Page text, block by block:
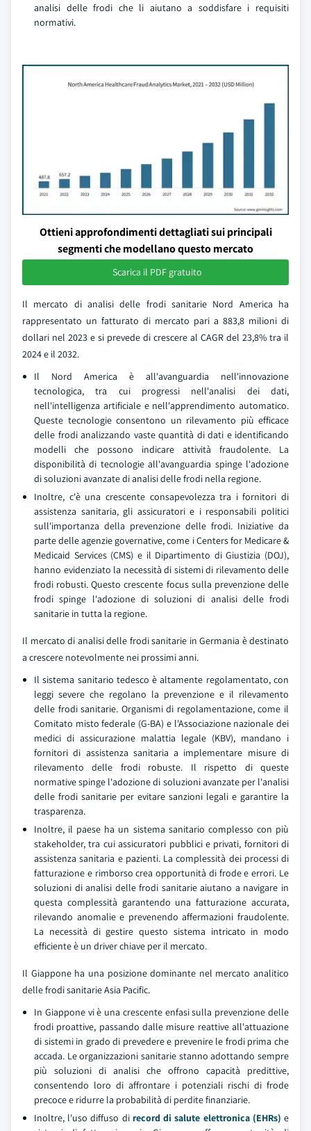
analisi delle frodi che li aiutano a soddisfare i requisiti
normativi.
Ottieni approfondimenti dettagliati sui principali
segmenti che modellano questo mercato
Scarica il PDF gratuito
Il mercato di analisi delle frodi sanitarie Nord America ha
rappresentato un fatturato di mercato pari a 883,8 milioni di
dollari nel 2023 e si prevede di crescere al CAGR del 23,8% tra il
2024 e il 2032.
Il Nord America è all'avanguardia nell'innovazione
tecnologica, tra cui progressi nell'analisi dei dati,
nell'intelligenza artificiale e nell'apprendimento automatico.
Queste tecnologie consentono un rilevamento più efficace
delle frodi analizzando vaste quantità di dati e identificando
modelli che possono indicare attività fraudolente. La
disponibilità di tecnologie all'avanguardia spinge l'adozione
di soluzioni avanzate di analisi delle frodi nella regione.
Inoltre, c'è una crescente consapevolezza tra i fornitori di
assistenza sanitaria, gli assicuratori e i responsabili politici
sull'importanza della prevenzione delle frodi. Iniziative da
parte delle agenzie governative, come i Centers for Medicare &
Medicaid Services (CMS) e il Dipartimento di Giustizia (DOJ),
hanno evidenziato la necessità di sistemi di rilevamento delle
frodi robusti. Questo crescente focus sulla prevenzione delle
frodi spinge l'adozione di soluzioni di analisi delle frodi
sanitarie in tutta la regione.
Il mercato di analisi delle frodi sanitarie in Germania è destinato
a crescere notevolmente nei prossimi anni.
Il sistema sanitario tedesco è altamente regolamentato, con
leggi severe che regolano la prevenzione e il rilevamento
delle frodi sanitarie. Organismi di regolamentazione, come il
Comitato misto federale (G-BA) e l'Associazione nazionale dei
medici di assicurazione malattia legale (KBV), mandano i
fornitori di assistenza sanitaria a implementare misure di
rilevamento delle frodi robuste. Il rispetto di queste
normative spinge l'adozione di soluzioni avanzate per l'analisi
delle frodi sanitarie per evitare sanzioni legali e garantire la
trasparenza.
Inoltre, il paese ha un sistema sanitario complesso con più
stakeholder, tra cui assicuratori pubblici e privati, fornitori di
assistenza sanitaria e pazienti. La complessità dei processi di
fatturazione e rimborso crea opportunità di frode e errori. Le
soluzioni di analisi delle frodi sanitarie aiutano a navigare in
questa complessità garantendo una fatturazione accurata,
rilevando anomalie e prevenendo affermazioni fraudolente.
La necessità di gestire questo sistema intricato in modo
efficiente è un driver chiave per il mercato.
Il Giappone ha una posizione dominante nel mercato analitico
delle frodi sanitarie Asia Pacific.
In Giappone vi è una crescente enfasi sulla prevenzione delle
frodi proattive, passando dalle misure reattive all'attuazione
di sistemi in grado di prevedere e prevenire le frodi prima che
accada. Le organizzazioni sanitarie stanno adottando sempre
più soluzioni di analisi che offrono capacità predittive,
consentendo loro di affrontare i potenziali rischi di frode
precoce e ridurre la probabilità di perdite finanziarie.
Inoltre, l'uso diffuso di record di salute elettronica (EHRs) e